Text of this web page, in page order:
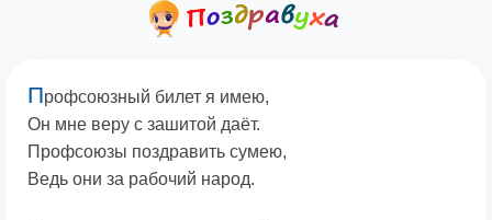
Профсоюзный билет я имею,
Он мне веру с зашитой даёт.
Профсоюзы поздравить сумею,
Ведь они за рабочий народ.